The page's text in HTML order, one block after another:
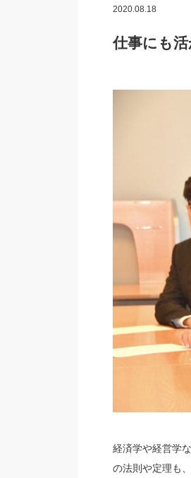
2020.08.18
仕事にも
経済学や経営学
の法則や定理も